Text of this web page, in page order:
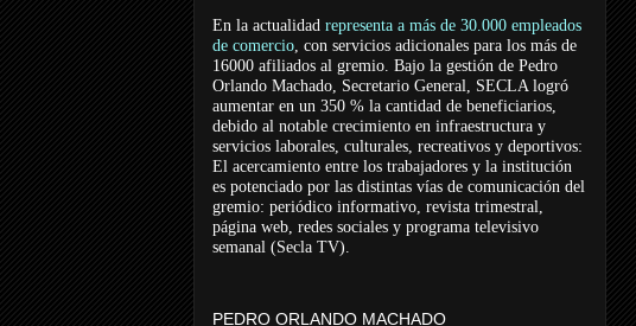
En la actualidad representa a más de 30.000 empleados
de comercio, con servicios adicionales para los más de
16000 afiliados al gremio. Bajo la gestión de Pedro
Orlando Machado, Secretario General, SECLA logró
aumentar en un 350 % la cantidad de beneficiarios,
debido al notable crecimiento en infraestructura y
servicios laborales, culturales, recreativos y deportivos:
El acercamiento entre los trabajadores y la institución
es potenciado por las distintas vías de comunicación del
gremio: periódico informativo, revista trimestral,
página web, redes sociales y programa televisivo
semanal (Secla TV).
PEDRO ORLANDO MACHADO